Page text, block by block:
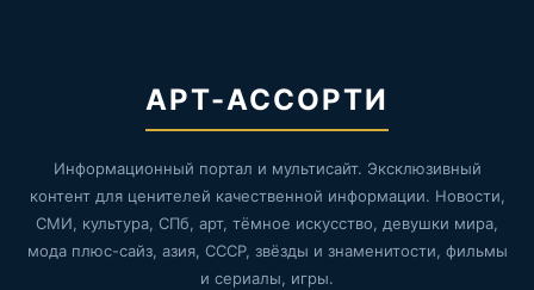
АРТ-АССОРТИ
Информационный портал и мультисайт. Эксклюзивный
контент для ценителей качественной информации. Новости,
СМИ, культура, СПб, арт, тёмное искусство, девушки мира,
мода плюс-сайз, азия, СССР, звёзды и знаменитости, фильмы
и сериалы, игры.